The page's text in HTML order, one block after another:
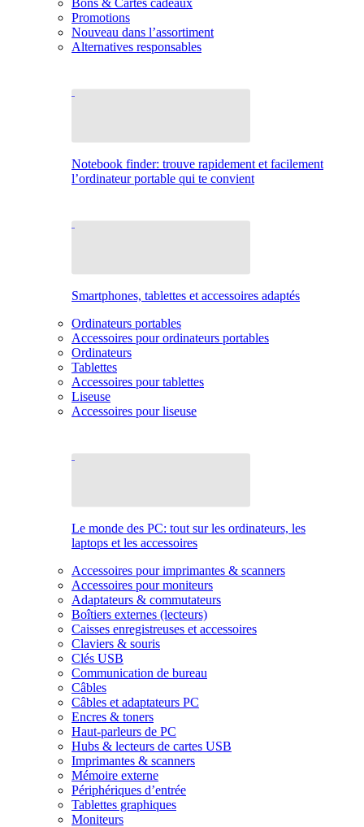
Bons & Cartes cadeaux
Promotions
Nouveau dans l’assortiment
Alternatives responsables
Notebook finder: trouve rapidement et facilement
l’ordinateur portable qui te convient
Smartphones, tablettes et accessoires adaptés
Ordinateurs portables
Accessoires pour ordinateurs portables
Ordinateurs
Tablettes
Accessoires pour tablettes
Liseuse
Accessoires pour liseuse
Le monde des PC: tout sur les ordinateurs, les
laptops et les accessoires
Accessoires pour imprimantes & scanners
Accessoires pour moniteurs
Adaptateurs & commutateurs
Boîtiers externes (lecteurs)
Caisses enregistreuses et accessoires
Claviers & souris
Clés USB
Communication de bureau
Câbles
Câbles et adaptateurs PC
Encres & toners
Haut-parleurs de PC
Hubs & lecteurs de cartes USB
Imprimantes & scanners
Mémoire externe
Périphériques d’entrée
Tablettes graphiques
Moniteurs